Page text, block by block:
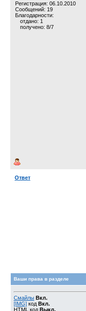
Регистрация: 06.10.2010
Сообщений: 19
Благодарности:
отдано: 1
получено: 8/7
Ответ
Ваши права в разделе
Смайлы Вкл.
[IMG] код Вкл.
HTML код Выкл.